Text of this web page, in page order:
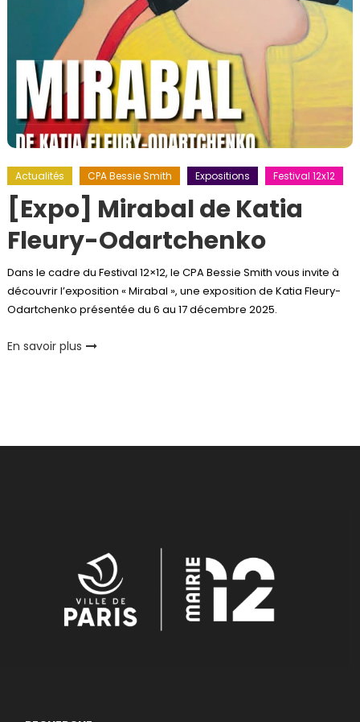
Actualités CPA Bessie Smith Expositions Festival 12x12
[Expo] Mirabal de Katia
Fleury-Odartchenko
Dans le cadre du Festival 12×12, le CPA Bessie Smith vous invite à
découvrir l’exposition « Mirabal », une exposition de Katia Fleury-
Odartchenko présentée du 6 au 17 décembre 2025.
En savoir plus